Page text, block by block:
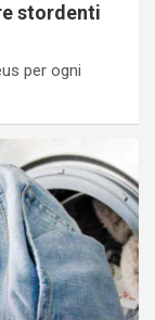
stordenti
per ogni